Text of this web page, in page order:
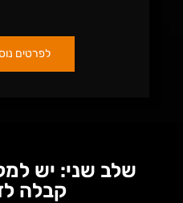
לפרטים
שלב שני: יש
קבלה